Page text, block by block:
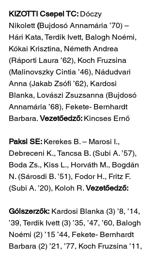
KIZOTTI Csepel TC: Dóczy
Nikolett (Bujdosó Annamária ’70) –
Hári Kata, Terdik Ivett, Balogh Noémi,
Kókai Krisztina, Németh Andrea
(Ráporti Laura ’62), Koch Fruzsina
(Malinovszky Cintia ’46), Nádudvari
Anna (Jakab Zsófi ’62), Kardosi
Blanka, Lovászi Zsuzsanna (Bujdosó
Annamária ’68), Fekete- Bernhardt
Barbara. Vezetőedző: Kincses Ernő
Paksi SE: Kerekes B. – Marosi I.,
Debreceni K., Tancsa B. (Subi A. ’57),
Boda Zs., Kiss L., Horváth M., Bogdán
N. (Sárosdi B. ’51), Fodor H., Fritz F.
(Subi A. ’20), Koloh R. Vezetőedző:
Gólszerzők: Kardosi Blanka (3) ’8, ’14,
’39, Terdik Ivett (3) ’35, ’47, ’60, Balogh
Noémi (2) ’15 ’44, Fekete- Bernhardt
Barbara (2) ’21, ’77, Koch Fruzsina ’11,